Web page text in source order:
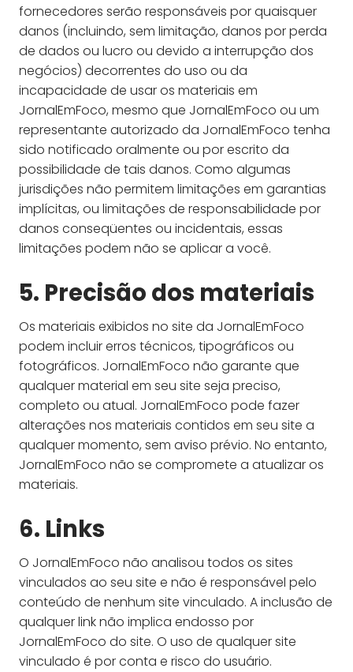
fornecedores serão responsáveis ​​por quaisquer
danos (incluindo, sem limitação, danos por perda
de dados ou lucro ou devido a interrupção dos
negócios) decorrentes do uso ou da
incapacidade de usar os materiais em
JornalEmFoco, mesmo que JornalEmFoco ou um
representante autorizado da JornalEmFoco tenha
sido notificado oralmente ou por escrito da
possibilidade de tais danos. Como algumas
jurisdições não permitem limitações em garantias
implícitas, ou limitações de responsabilidade por
danos conseqüentes ou incidentais, essas
limitações podem não se aplicar a você.
5. Precisão dos materiais
Os materiais exibidos no site da JornalEmFoco
podem incluir erros técnicos, tipográficos ou
fotográficos. JornalEmFoco não garante que
qualquer material em seu site seja preciso,
completo ou atual. JornalEmFoco pode fazer
alterações nos materiais contidos em seu site a
qualquer momento, sem aviso prévio. No entanto,
JornalEmFoco não se compromete a atualizar os
materiais.
6. Links
O JornalEmFoco não analisou todos os sites
vinculados ao seu site e não é responsável pelo
conteúdo de nenhum site vinculado. A inclusão de
qualquer link não implica endosso por
JornalEmFoco do site. O uso de qualquer site
vinculado é por conta e risco do usuário.